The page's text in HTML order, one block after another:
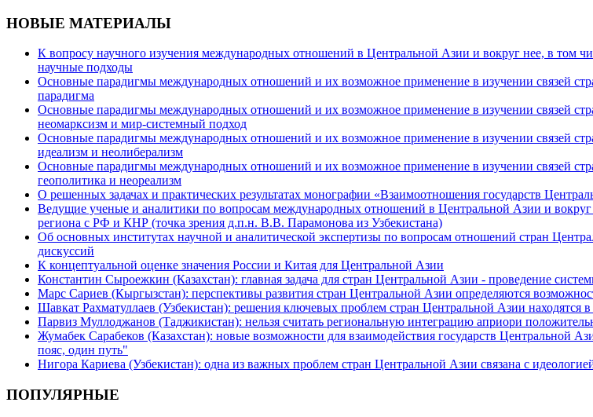
НОВЫЕ МАТЕРИАЛЫ
К вопросу научного изучения международных отношений в Центральной Азии и вокруг нее, в том
научные подходы
Основные парадигмы международных отношений и их возможное применение в изучении связей
парадигма
Основные парадигмы международных отношений и их возможное применение в изучении связей
неомарксизм и мир-системный подход
Основные парадигмы международных отношений и их возможное применение в изучении связей
идеализм и неолиберализм
Основные парадигмы международных отношений и их возможное применение в изучении связей
геополитика и неореализм
О решенных задачах и практических результатах монографии «Взаимоотношения государств
Ведущие ученые и аналитики по вопросам международных отношений в Центральной Азии и вокруг
региона с РФ и КНР (точка зрения д.п.н. В.В. Парамонова из Узбекистана)
Об основных институтах научной и аналитической экспертизы по вопросам отношений стран
дискуссий
К концептуальной оценке значения России и Китая для Центральной Азии
Константин Сыроежкин (Казахстан): главная задача для стран Центральной Азии - проведение
Марс Сариев (Кыргызстан): перспективы развития стран Центральной Азии определяются
Шавкат Рахматуллаев (Узбекистан): решения ключевых проблем стран Центральной Азии находятся
Парвиз Муллоджанов (Таджикистан): нельзя считать региональную интеграцию априори
Жумабек Сарабеков (Казахстан): новые возможности для взаимодействия государств Центральной
пояс, один путь"
Нигора Кариева (Узбекистан): одна из важных проблем стран Центральной Азии связана с
ПОПУЛЯРНЫЕ